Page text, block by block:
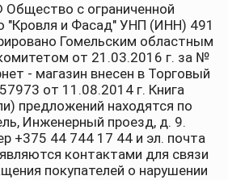
с ограниченной
"Кровля и Фасад" УНП (ИНН) 491
Гомельским областным
от 21.03.2016 г. за №
- магазин внесен в Торговый
от 11.08.2014 г. Книга
предложений находятся по
Инженерный проезд, д. 9.
+375 44 744 17 44 и эл. почта
контактами для связи
покупателей о нарушении